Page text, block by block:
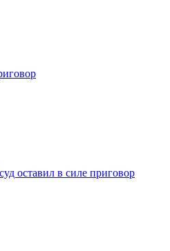
оставил в силе приговор